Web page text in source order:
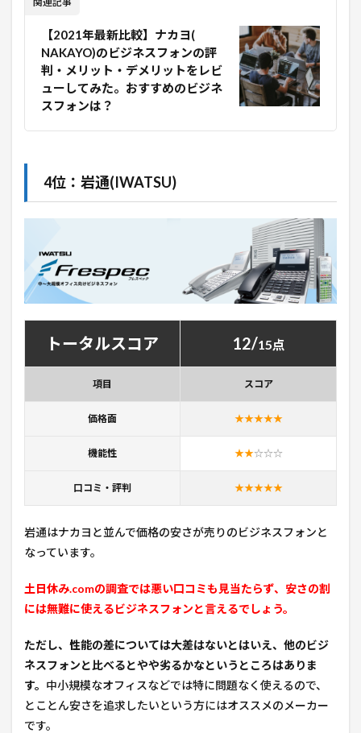
【2021年最新比較】ナカヨ(
NAKAYO)のビジネスフォンの評
判・メリット・デメリットをレビ
ューしてみた。おすすめのビジネ
スフォンは？
4位：岩通(IWATSU)
トータルスコア 12/15点
項目 スコア
価格面 ★★★★★
機能性 ★★☆☆☆
口コミ・評判 ★★★★★
岩通はナカヨと並んで価格の安さが売りのビジネスフォンと
なっています。
土日休み.comの調査では悪い口コミも見当たらず、安さの割
には無難に使えるビジネスフォンと言えるでしょう。
ただし、性能の差については大差はないとはいえ、他のビジ
ネスフォンと比べるとやや劣るかなというところはありま
す。 中小規模なオフィスなどでは特に問題なく使えるので、
とことん安さを追求したいという方にはオススメのメーカー
です。